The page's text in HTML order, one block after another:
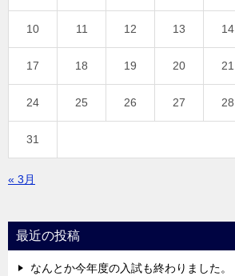
10 11 12 13 14
17 18 19 20 21
24 25 26 27 28
31
« 3月
最近の投稿
なんとか今年度の入試も終わりました。